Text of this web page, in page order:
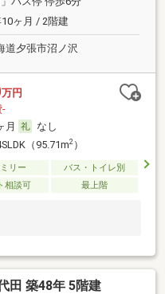
ヶ月 / 2階建
道夕張市沼ノ沢
万円
-
月
なし
（95.71m2）
リー
バス・トイレ別
相談可 最上階
田 築48年 5階建